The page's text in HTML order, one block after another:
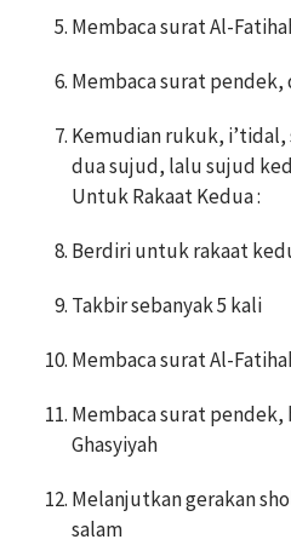
Membaca surat Al-
Membaca surat pendek,
Kemudian rukuk,
dua sujud, lalu sujud
Untuk Rakaat Kedua :
Berdiri untuk rakaat
Takbir sebanyak 5 kali
Membaca surat Al-
Membaca surat pendek,
Ghasyiyah
Melanjutkan gerakan
salam